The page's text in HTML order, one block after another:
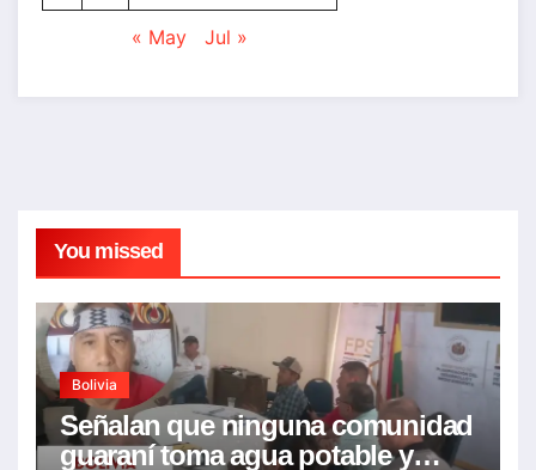
« May Jul »
You missed
Bolivia
Señalan que ninguna comunidad
guaraní toma agua potable y